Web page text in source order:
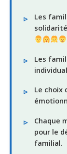
Les
Les
Le choix
Chaque
pour le
familial.